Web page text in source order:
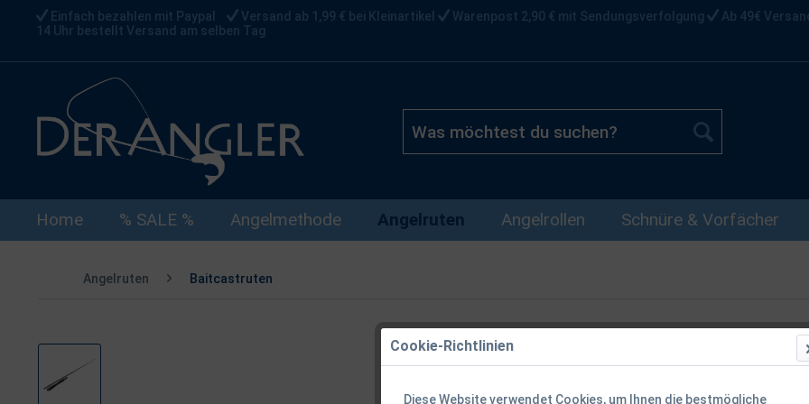
Einfach bezahlen mit Paypal Versand ab 1,99 € bei Kleinartikel Warenpost 2,90 € mit Sendungsverfolgung Ab 49€
14 Uhr bestellt Versand am selben Tag
Home % SALE % Angelmethode Angelruten Angelrollen Schnüre & Vorfächer
Angelruten Baitcastruten
Westin W3
Pelagic &
Cookie-Richtlinien
Diese Website verwendet Cookies, um Ihnen die bestmögliche